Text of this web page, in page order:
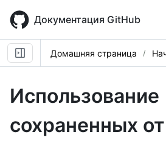
main
content
Документация GitHub
Домашняя страница
Использование
сохраненных